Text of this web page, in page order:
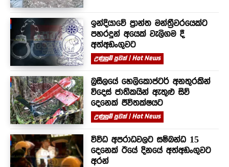
ඉන්දියාවේ ප්‍රාන්ත මන්ත්‍රීවරයෙක්ට
පහරදුන් අයෙක් වැලිගම දී
අත්අඩංගුවට
උණුසුම් පුවත් | Hot News
බ්‍රසීලයේ හෙලිකොප්ටර් අනතුරකින්
විදෙස් ජාතිකයින් ඇතුළු සිව්
දෙනෙක් ජීවිතක්ෂයට
උණුසුම් පුවත් | Hot News
විවිධ අපරාධවලට සම්බන්ධ 15
දෙනෙක් ඊයේ දිනයේ අත්අඩංගුවට
අරන්